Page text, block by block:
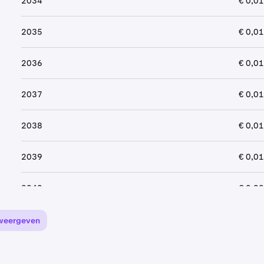
2035 €
2036 €
2037 €
2038 €
2039 €
2040 €